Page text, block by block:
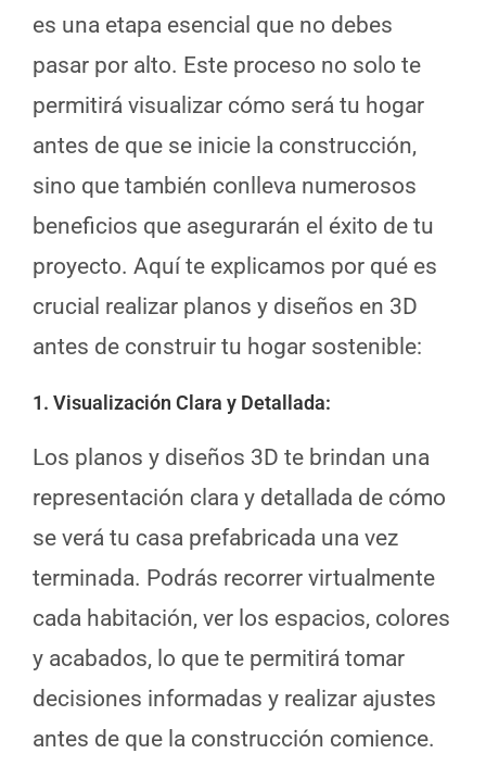
es una etapa esencial que no debes
pasar por alto. Este proceso no solo te
permitirá visualizar cómo será tu hogar
antes de que se inicie la construcción,
sino que también conlleva numerosos
beneficios que asegurarán el éxito de tu
proyecto. Aquí te explicamos por qué es
crucial realizar planos y diseños en 3D
antes de construir tu hogar sostenible:
1. Visualización Clara y Detallada:
Los planos y diseños 3D te brindan una
representación clara y detallada de cómo
se verá tu casa prefabricada una vez
terminada. Podrás recorrer virtualmente
cada habitación, ver los espacios, colores
y acabados, lo que te permitirá tomar
decisiones informadas y realizar ajustes
antes de que la construcción comience.